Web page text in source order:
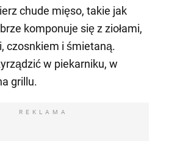
chude mięso, takie jak
komponuje się z ziołami,
czosnkiem i śmietaną.
w piekarniku, w
grillu.
REKLAMA